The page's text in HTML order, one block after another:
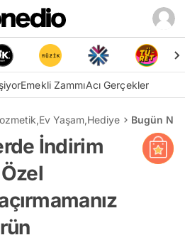
Emekli ZammıAcı Gerçekler
,Ev Yaşam,Hediye Bugün
İndirim